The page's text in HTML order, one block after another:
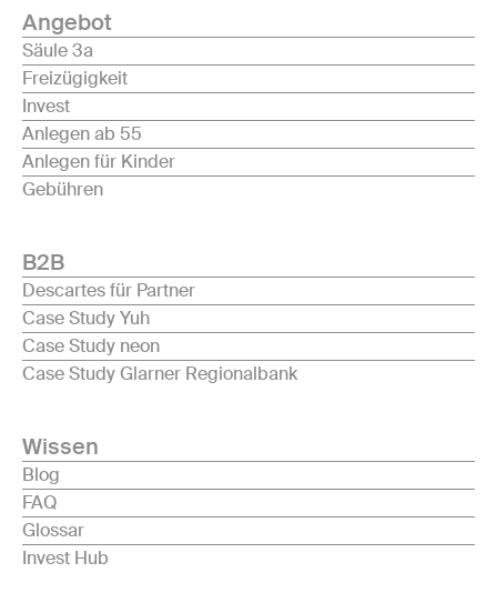
Angebot
Säule 3a
Freizügigkeit
Invest
Anlegen ab 55
Anlegen für Kinder
Gebühren
B2B
Descartes für Partner
Case Study Yuh
Case Study neon
Case Study Glarner Regionalbank
Wissen
Blog
FAQ
Glossar
Invest Hub